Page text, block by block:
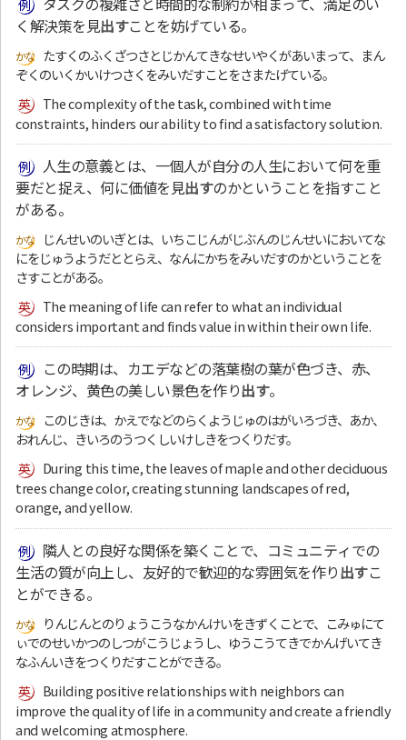
く解決策を見出すことを妨げている。
たすくのふくざつさとじかんてきなせいやくがあいまって、まん
ぞくのいくかいけつさくをみいだすことをさまたげている。
The complexity of the task, combined with time
constraints, hinders our ability to find a satisfactory solution.
人生の意義とは、一個人が自分の人生において何を重
要だと捉え、何に価値を見出すのかということを指すこと
がある。
じんせいのいぎとは、いちこじんがじぶんのじんせいにおいてな
にをじゅうようだととらえ、なんにかちをみいだすのかということを
さすことがある。
The meaning of life can refer to what an individual
considers important and finds value in within their own life.
この時期は、カエデなどの落葉樹の葉が色づき、赤、
オレンジ、黄色の美しい景色を作り出す。
このじきは、かえでなどのらくようじゅのはがいろづき、あか、
おれんじ、きいろのうつくしいけしきをつくりだす。
During this time, the leaves of maple and other deciduous
trees change color, creating stunning landscapes of red,
orange, and yellow.
隣人との良好な関係を築くことで、コミュニティでの
生活の質が向上し、友好的で歓迎的な雰囲気を作り出すこ
とができる。
りんじんとのりょうこうなかんけいをきずくことで、こみゅにて
ぃでのせいかつのしつがこうじょうし、ゆうこうてきでかんげいてき
なふんいきをつくりだすことができる。
Building positive relationships with neighbors can
improve the quality of life in a community and create a friendly
and welcoming atmosphere.